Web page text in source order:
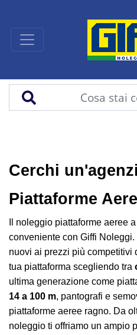
Cerchi
Piattaforme
Il noleggio piattaforme aeree
conveniente con Giffi
nuovi ai prezzi più competitivi
tua piattaforma scegliendo tra
ultima generazione come
14 a 100 m, pantografi e
piattaforme aeree ragno. Da
noleggio ti offriamo un ampio